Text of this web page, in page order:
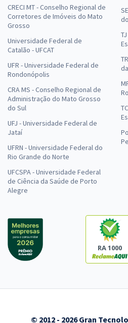
CRECI MT - Conselho Regional de
Corretores de Imóveis do Mato
Grosso
Universidade Federal de
Catalão - UFCAT
UFR - Universidade Federal de
Rondonópolis
CRA MS - Conselho Regional de
Administração do Mato Grosso
do Sul
UFJ - Universidade Federal de
Jataí
UFRN - Universidade Federal do
Rio Grande do Norte
UFCSPA - Universidade Federal
de Ciência da Saúde de Porto
Alegre
RA 1000
© 2012 - 2026 Gran